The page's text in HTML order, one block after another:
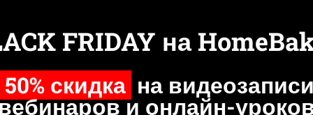
FRIDAY на
скидка на видеозаписи
и онлайн-